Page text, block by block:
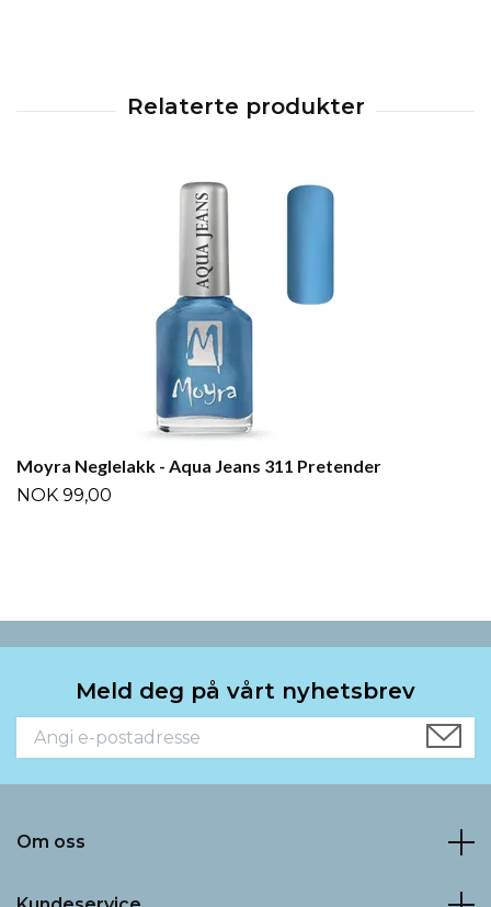
Moyra Neglelakk - Aqua Jeans 311 Pretender
NOK 99,00
Meld deg på vårt nyhetsbrev
Om oss